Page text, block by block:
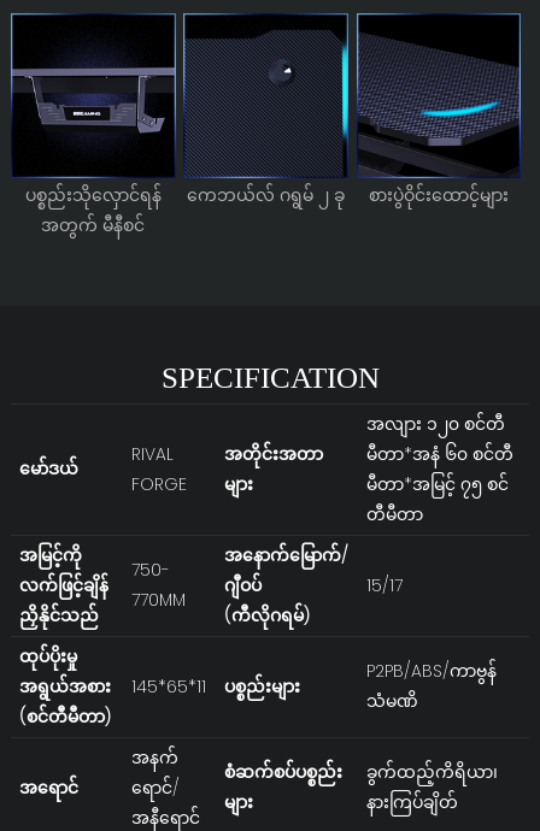
ပစ္စည်းသိုလှောင်ရန်
အတွက် မီနီစင်
ကေဘယ်လ် ဂရွမ် ၂ ခု စားပွဲဝိုင်းထောင့်များ
SPECIFICATION
မော်ဒယ်
RIVAL
FORGE
အတိုင်းအတာ
များ
အလျား ၁၂၀ စင်တီ
မီတာ*အနံ ၆၀ စင်တီ
မီတာ*အမြင့် ၇၅ စင်
တီမီတာ
အမြင့်ကို
လက်ဖြင့်ချိန်
ညှိနိုင်သည်
750-
770MM
အနောက်မြောက်/
ဂျီဝပ်
(ကီလိုဂရမ်)
15/17
ထုပ်ပိုးမှု
အရွယ်အစား
(စင်တီမီတာ)
145*65*11 ပစ္စည်းများ
P2PB/ABS/ကာဗွန်
သံမဏိ
အရောင်
အနက်
ရောင်/
အနီရောင်
စံဆက်စပ်ပစ္စည်း
များ
ခွက်ထည့်ကိရိယာ၊
နားကြပ်ချိတ်